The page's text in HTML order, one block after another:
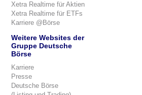
Xetra Realtime für Aktien
Xetra Realtime für ETFs
Karriere @Börse
Weitere Websites der
Gruppe Deutsche
Börse
Karriere
Presse
Deutsche Börse